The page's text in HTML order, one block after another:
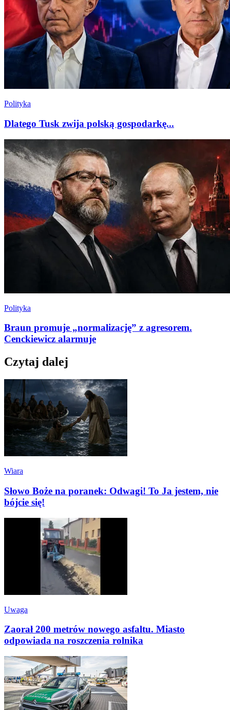
Polityka
Dlatego Tusk zwija polską gospodarkę...
Polityka
Braun promuje „normalizację” z agresorem.
Cenckiewicz alarmuje
Czytaj dalej
Wiara
Słowo Boże na poranek: Odwagi! To Ja jestem, nie
bójcie się!
Uwaga
Zaorał 200 metrów nowego asfaltu. Miasto
odpowiada na roszczenia rolnika